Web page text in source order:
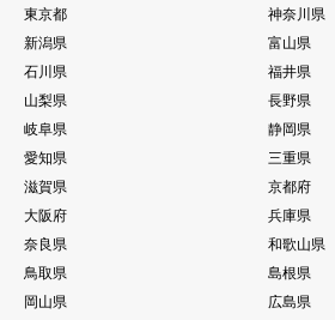
東京都
神奈川県
新潟県
富山県
石川県
福井県
山梨県
長野県
岐阜県
静岡県
愛知県
三重県
滋賀県
京都府
大阪府
兵庫県
奈良県
和歌山県
鳥取県
島根県
岡山県
広島県